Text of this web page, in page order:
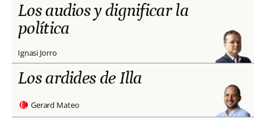
Los audios y dignificar la
política
Ignasi Jorro
Los ardides de Illa
Gerard Mateo